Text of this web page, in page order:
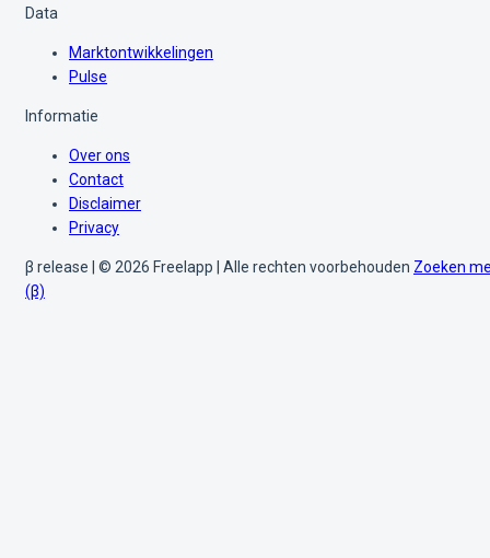
Data
Marktontwikkelingen
Pulse
Informatie
Over ons
Contact
Disclaimer
Privacy
β release | © 2026 Freelapp | Alle rechten voorbehouden Zoeken
(β)